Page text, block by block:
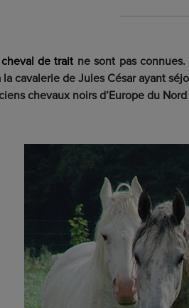
cheval de trait ne sont pas
cavalerie de Jules César ayant
chevaux noirs d’Europe du